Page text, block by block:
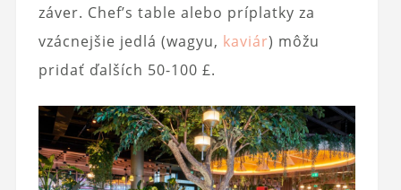
záver. Chef’s table alebo príplatky za
vzácnejšie jedlá (wagyu, kaviár) môžu
pridať ďalších 50-100 £.